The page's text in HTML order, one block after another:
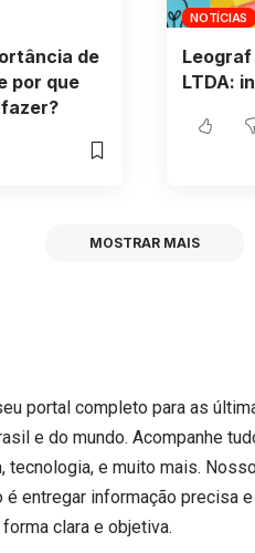
de
por que
NOTÍCIAS
LTDA:
MOSTRAR MAIS
portal completo para as
e do mundo. Acompanhe
tecnologia, e muito mais.
entregar informação precisa e
clara e objetiva.